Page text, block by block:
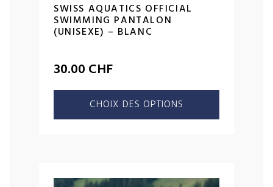
SWISS AQUATICS OFFICIAL
SWIMMING PANTALON
(UNISEXE) – BLANC
30.00 CHF
CHOIX DES OPTIONS